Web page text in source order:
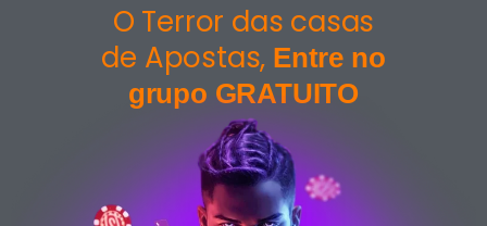
O Terror das casas
de Apostas, Entre no
grupo GRATUITO